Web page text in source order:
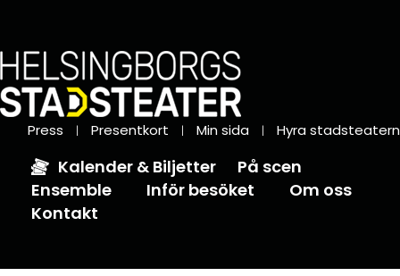
Press Presentkort Min sida Hyra stadsteatern
Kalender & Biljetter
På scen
Ensemble
Inför besöket
Om oss
Kontakt